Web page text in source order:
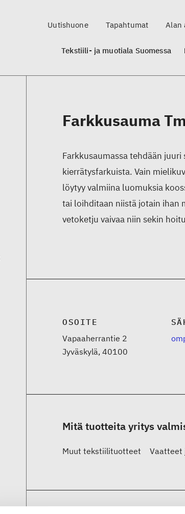
Uutishuone Tapahtumat Alan
Tekstiili- ja muotiala Suomessa
Farkkusauma
Farkkusaumassa tehdään
kierrätysfarkuista. Vain
löytyy valmiina luomuksia
tai loihditaan niistä jotain ihan
vetoketju vaivaa niin sekin
OSOITE
Vapaaherrantie 2
Jyväskylä, 40100
Mitä tuotteita yritys
Muut tekstiilituotteet Vaatteet